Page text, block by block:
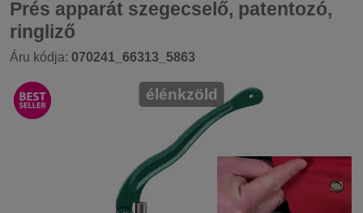
Prés apparát szegecselő, patentozó,
ringliző
Áru kódja: 070241_66313_5863
élénkzöld